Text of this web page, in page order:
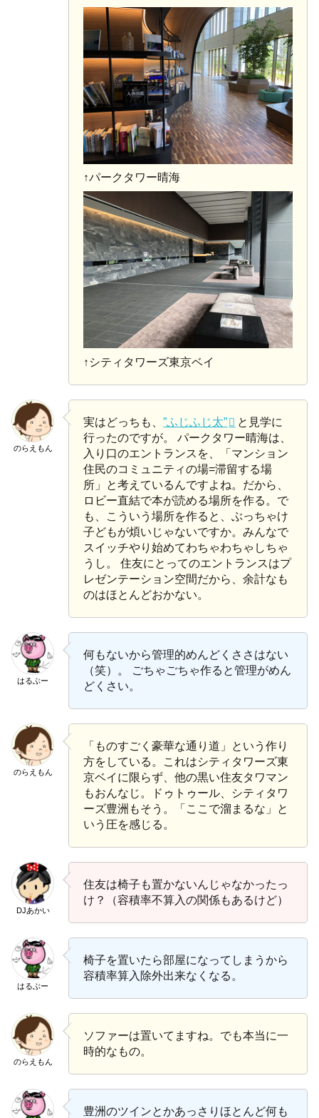
↑パークタワー晴海
↑シティタワーズ東京ベイ
のらえもん
実はどっちも、”ふじふじ太”
と見学に
行ったのですが。 パークタワー晴海は、
入り口のエントランスを、「マンション
住民のコミュニティの場=滞留する場
所」と考えているんですよね。だから、
ロビー直結で本が読める場所を作る。で
も、こういう場所を作ると、ぶっちゃけ
子どもが煩いじゃないですか。みんなで
スイッチやり始めてわちゃわちゃしちゃ
うし。 住友にとってのエントランスはプ
レゼンテーション空間だから、余計なも
のはほとんどおかない。
はるぶー
何もないから管理的めんどくささはない
（笑）。 ごちゃごちゃ作ると管理がめん
どくさい。
のらえもん
「ものすごく豪華な通り道」という作り
方をしている。これはシティタワーズ東
京ベイに限らず、他の黒い住友タワマン
もおんなじ。ドゥトゥール、シティタワ
ーズ豊洲もそう。「ここで溜まるな」と
いう圧を感じる。
DJあかい
住友は椅子も置かないんじゃなかったっ
け？（容積率不算入の関係もあるけど）
はるぶー
椅子を置いたら部屋になってしまうから
容積率算入除外出来なくなる。
のらえもん
ソファーは置いてますね。でも本当に一
時的なもの。
豊洲のツインとかあっさりほとんど何も